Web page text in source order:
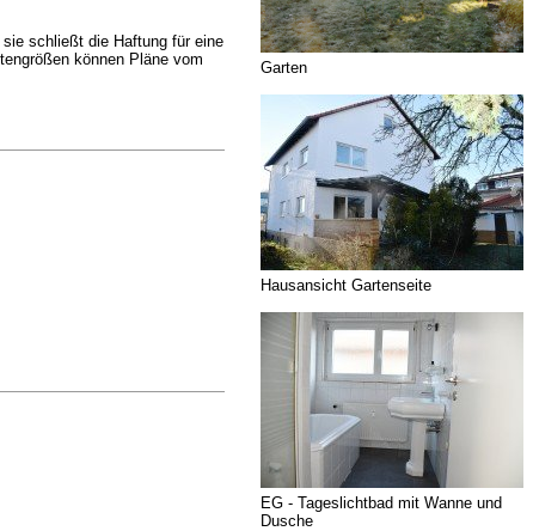
schließt die Haftung für eine
können Pläne vom
Garten
Hausansicht Gartenseite
EG - Tageslichtbad mit Wanne und
Dusche